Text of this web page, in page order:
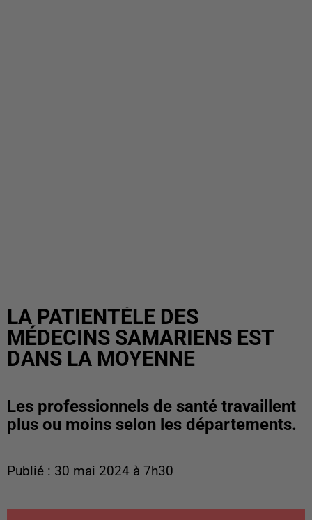
LA PATIENTÈLE DES
MÉDECINS SAMARIENS EST
DANS LA MOYENNE
Les professionnels de santé travaillent
plus ou moins selon les départements.
Publié : 30 mai 2024 à 7h30